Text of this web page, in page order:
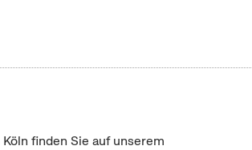
finden Sie auf unserem